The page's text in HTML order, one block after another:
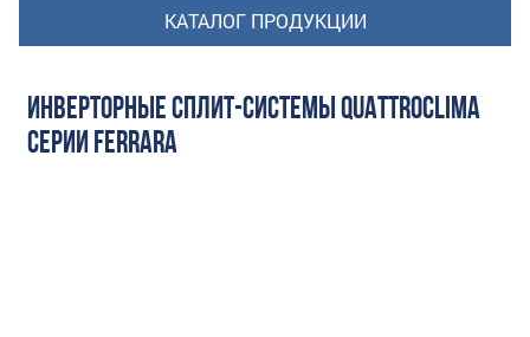
ИНВЕРТОРНЫЕ СПЛИТ-СИСТЕМЫ QUATTROCLIMA
СЕРИИ FERRARA